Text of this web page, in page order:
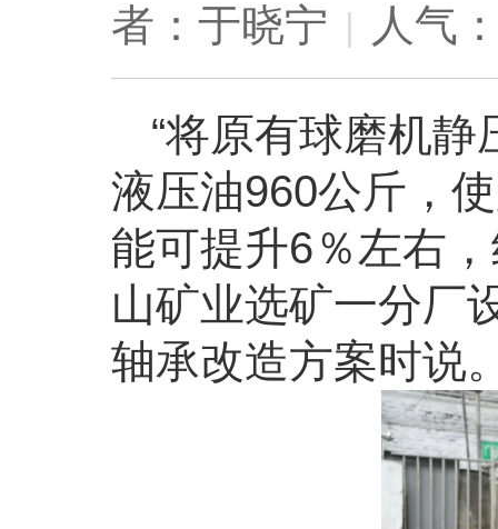
者：于晓宁 | 人气
“将原有球磨机
液压油960公斤，
能可提升6％左右
山矿业选矿一分厂
轴承改造方案时说